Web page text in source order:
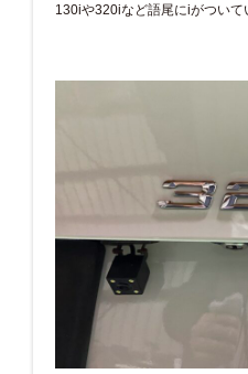
130iや320iなど語尾にiがついて